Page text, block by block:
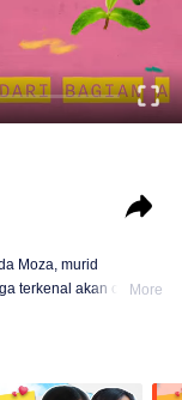
Moza, murid
terkenal akan ceplas-
kini Chiko yang balik
More